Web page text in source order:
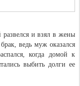
и взял в жены
ведь муж оказался
когда домой к
выбить долги ее